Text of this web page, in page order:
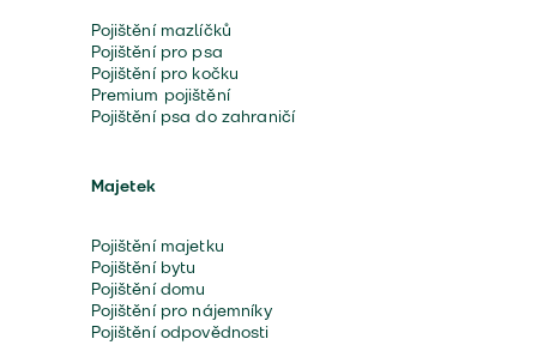
Pojištění mazlíčků
Pojištění pro psa
Pojištění pro kočku
Premium pojištění
Pojištění psa do zahraničí
Majetek
Pojištění majetku
Pojištění bytu
Pojištění domu
Pojištění pro nájemníky
Pojištění odpovědnosti